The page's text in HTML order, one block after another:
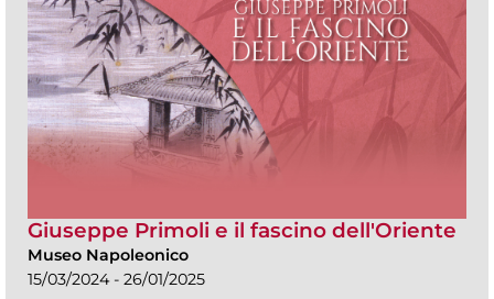
Giuseppe Primoli e il fascino dell'Oriente
Museo Napoleonico
15/03/2024 - 26/01/2025